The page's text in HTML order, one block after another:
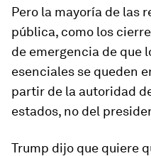
Pero la mayoría de las
pública, como los
de emergencia de que
esenciales se queden
partir de la autoridad
estados, no del
Trump dijo que quiere